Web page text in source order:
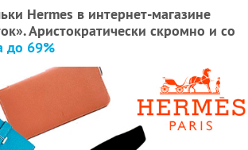
Hermes в интернет-магазине
Аристократически скромно и со
до 69%